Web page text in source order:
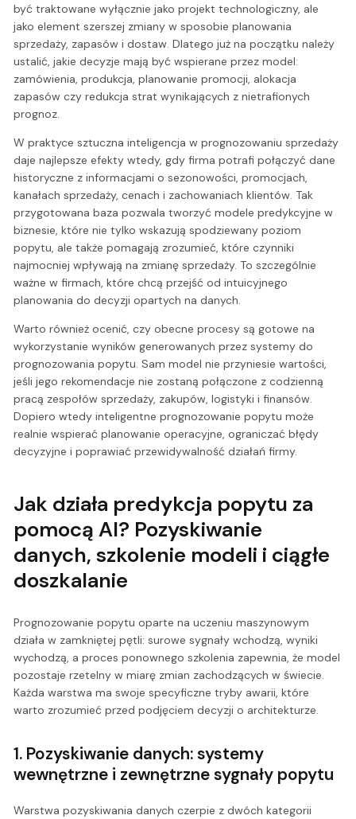
być traktowane wyłącznie jako projekt technologiczny, ale
jako element szerszej zmiany w sposobie planowania
sprzedaży, zapasów i dostaw. Dlatego już na początku należy
ustalić, jakie decyzje mają być wspierane przez model:
zamówienia, produkcja, planowanie promocji, alokacja
zapasów czy redukcja strat wynikających z nietrafionych
prognoz.
W praktyce sztuczna inteligencja w prognozowaniu sprzedaży
daje najlepsze efekty wtedy, gdy firma potrafi połączyć dane
historyczne z informacjami o sezonowości, promocjach,
kanałach sprzedaży, cenach i zachowaniach klientów. Tak
przygotowana baza pozwala tworzyć modele predykcyjne w
biznesie, które nie tylko wskazują spodziewany poziom
popytu, ale także pomagają zrozumieć, które czynniki
najmocniej wpływają na zmianę sprzedaży. To szczególnie
ważne w firmach, które chcą przejść od intuicyjnego
planowania do decyzji opartych na danych.
Warto również ocenić, czy obecne procesy są gotowe na
wykorzystanie wyników generowanych przez systemy do
prognozowania popytu. Sam model nie przyniesie wartości,
jeśli jego rekomendacje nie zostaną połączone z codzienną
pracą zespołów sprzedaży, zakupów, logistyki i finansów.
Dopiero wtedy inteligentne prognozowanie popytu może
realnie wspierać planowanie operacyjne, ograniczać błędy
decyzyjne i poprawiać przewidywalność działań firmy.
Jak działa predykcja popytu za
pomocą AI? Pozyskiwanie
danych, szkolenie modeli i ciągłe
doszkalanie
Prognozowanie popytu oparte na uczeniu maszynowym
działa w zamkniętej pętli: surowe sygnały wchodzą, wyniki
wychodzą, a proces ponownego szkolenia zapewnia, że model
pozostaje rzetelny w miarę zmian zachodzących w świecie.
Każda warstwa ma swoje specyficzne tryby awarii, które
warto zrozumieć przed podjęciem decyzji o architekturze.
1. Pozyskiwanie danych: systemy
wewnętrzne i zewnętrzne sygnały popytu
Warstwa pozyskiwania danych czerpie z dwóch kategorii